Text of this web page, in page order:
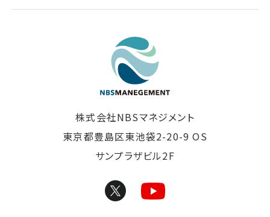
株式会社NBSマネジメント
東京都豊島区東池袋2-20-9 OS
サンプラザビル2F